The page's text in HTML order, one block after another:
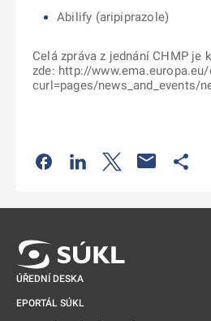
Abilify (aripiprazole)
Celá zpráva z jednání CHMP je
zde: http://
curl=pages/news_and_events/
Odkaz se otevře na nové
Odkaz se otevře na
Odkaz se
ÚŘEDNÍ DESKA
EPORTÁL SÚKL